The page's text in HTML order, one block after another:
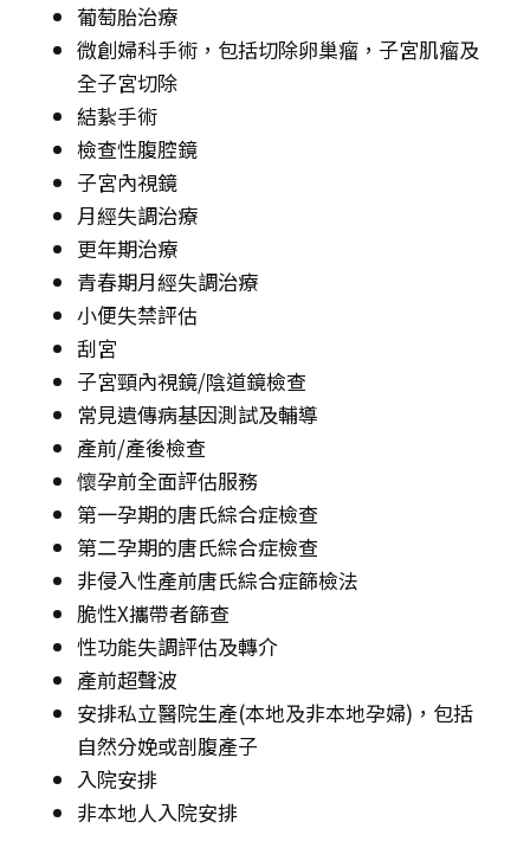
葡萄胎治療
微創婦科手術，包括切除卵巢瘤，子宮肌瘤及
全子宮切除
結紥手術
檢查性腹腔鏡
子宮內視鏡
月經失調治療
更年期治療
青春期月經失調治療
小便失禁評估
刮宮
子宮頸內視鏡/陰道鏡檢查
常見遺傳病基因測試及輔導
產前/產後檢查
懷孕前全面評估服務
第一孕期的唐氏綜合症檢查
第二孕期的唐氏綜合症檢查
非侵入性產前唐氏綜合症篩檢法
脆性X攜帶者篩查
性功能失調評估及轉介
產前超聲波
安排私立醫院生產(本地及非本地孕婦)，包括
自然分娩或剖腹產子
入院安排
非本地人入院安排